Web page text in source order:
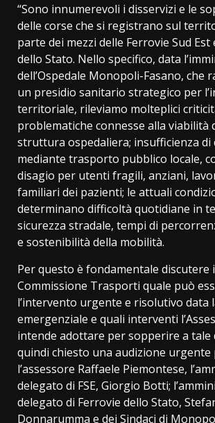
“Sono innumerevoli i disservizi e le
delle corse che si registrano sul
parte dei mezzi delle Ferrovie Sud Est
dello Stato. Nello specifico, data
dell’Ospedale Monopoli-Fasano, che
un presidio sanitario strategico per
territoriale, rileviamo molteplici
problematiche connesse alla viabilità
struttura ospedaliera; insufficienza di
mediante trasporto pubblico locale,
disagio per utenti fragili, anziani,
familiari dei pazienti; le attuali
determinano difficoltà quotidiane in
sicurezza stradale, tempi di
e sostenibilità della mobilità.
Per questo è fondamentale discutere
Commissione Trasporti quale può
l’intervento urgente e risolutivo data
emergenziale e quali interventi
intende adottare per sopperire a tale
quindi chiesto una audizione urgente
l’assessore Raffaele Piemontese,
delegato di FSE, Giorgio Botti;
delegato di Ferrovie dello Stato,
Donnarumma e dei Sindaci di